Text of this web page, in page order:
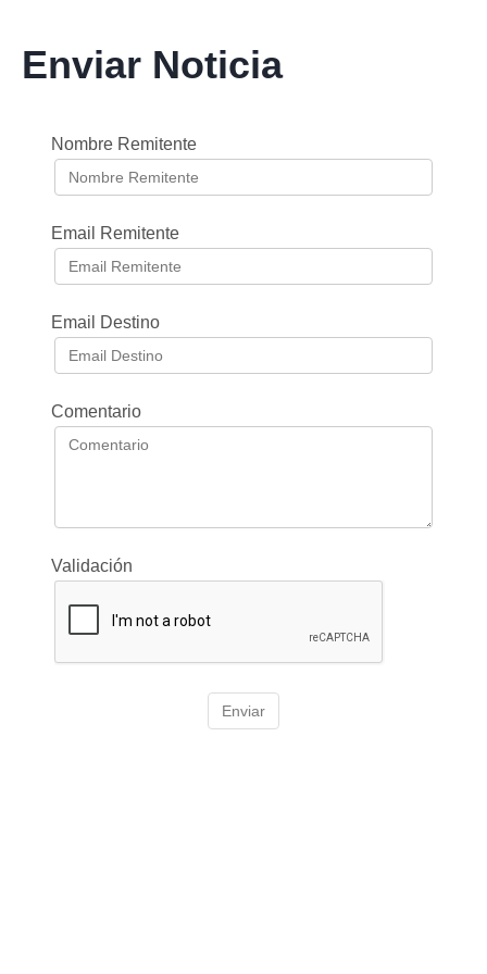
Enviar Noticia
Nombre Remitente
Email Remitente
Email Destino
Comentario
Validación